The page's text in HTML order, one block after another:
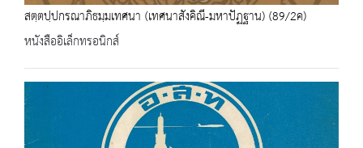
สตฺตปฺปกรณาภิธมฺมเทศนา (เทศนาสังคิณี-มหาปัฏฐาน) (89/2ค)
หนังสืออิเล็กทรอนิกส์